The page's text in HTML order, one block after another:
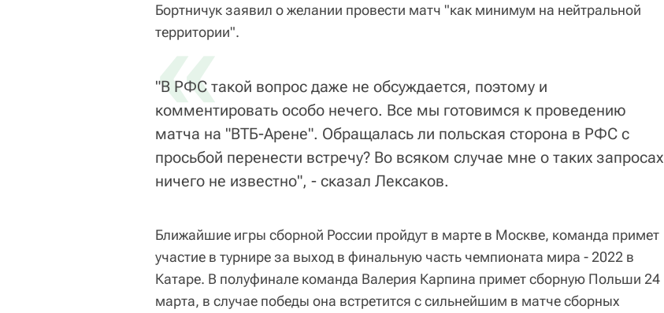
Бортничук заявил о желании провести матч "как минимум на нейтральной
территории".
«
"В РФС такой вопрос даже не обсуждается, поэтому и
комментировать особо нечего. Все мы готовимся к проведению
матча на "ВТБ-Арене". Обращалась ли польская сторона в РФС с
просьбой перенести встречу? Во всяком случае мне о таких запросах
ничего не известно", - сказал Лексаков.
Ближайшие игры сборной России пройдут в марте в Москве, команда примет
участие в турнире за выход в финальную часть чемпионата мира - 2022 в
Катаре. В полуфинале команда Валерия Карпина примет сборную Польши 24
марта, в случае победы она встретится с сильнейшим в матче сборных